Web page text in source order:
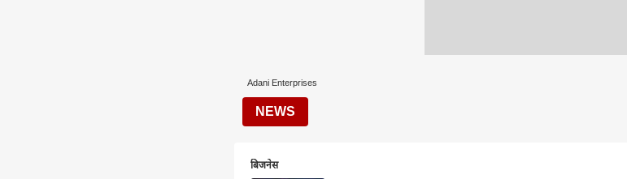
Adani Enterprises
NEWS
बिजनेस